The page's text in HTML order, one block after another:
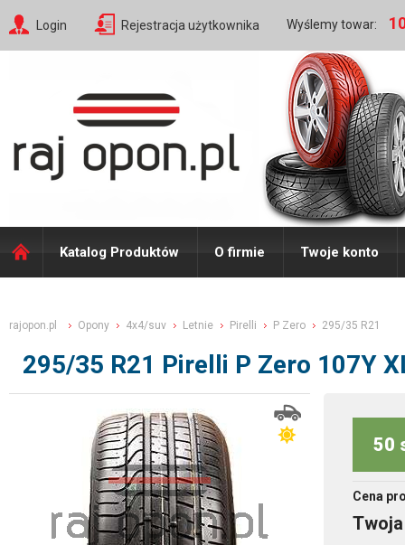
Login Rejestracja użytkownika Wyślemy towar:
Katalog Produktów O firmie Twoje konto
rajopon.pl Opony 4x4/suv Letnie Pirelli P Zero 295/35 R21
295/35 R21 Pirelli P Zero 107Y
50
Cena